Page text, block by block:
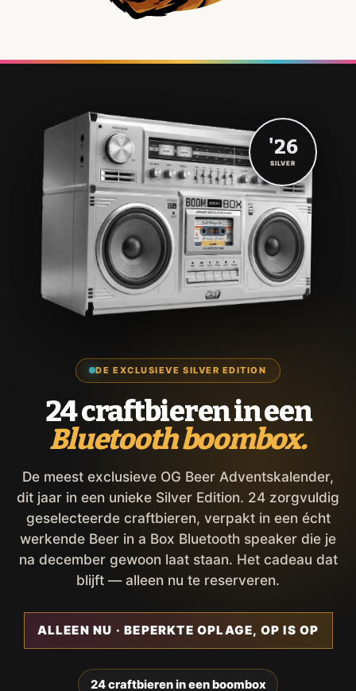
DE EXCLUSIEVE SILVER EDITION
24 craftbieren in een
Bluetooth boombox.
De meest exclusieve OG Beer Adventskalender,
dit jaar in een unieke Silver Edition. 24 zorgvuldig
geselecteerde craftbieren, verpakt in een écht
werkende Beer in a Box Bluetooth speaker die je
na december gewoon laat staan. Het cadeau dat
blijft — alleen nu te reserveren.
ALLEEN NU · BEPERKTE OPLAGE, OP IS OP
24 craftbieren in een boombox
'26
SILVER